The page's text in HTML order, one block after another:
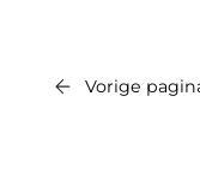
Vorige